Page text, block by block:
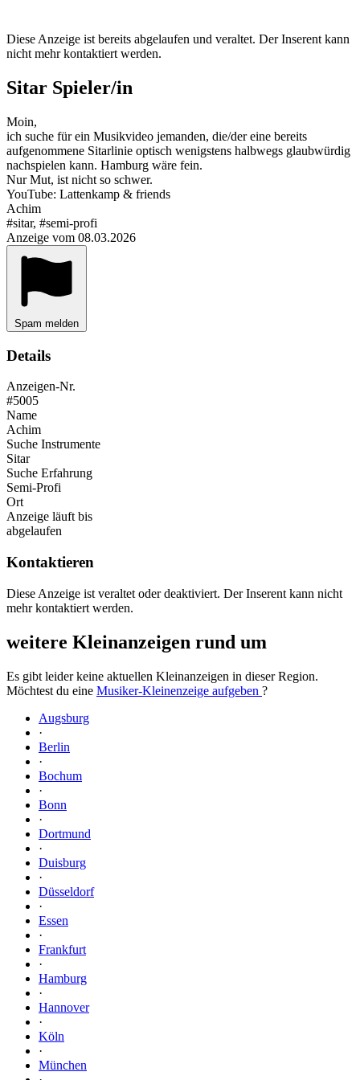
Diese Anzeige ist bereits abgelaufen und veraltet. Der Inserent kann
nicht mehr kontaktiert werden.
Sitar Spieler/in
Moin,
ich suche für ein Musikvideo jemanden, die/der eine bereits
aufgenommene Sitarlinie optisch wenigstens halbwegs glaubwürdig
nachspielen kann. Hamburg wäre fein.
Nur Mut, ist nicht so schwer.
YouTube: Lattenkamp & friends
Achim
#sitar, #semi-profi
Anzeige vom 08.03.2026
Spam melden
Details
Anzeigen-Nr.
#5005
Name
Achim
Suche Instrumente
Sitar
Suche Erfahrung
Semi-Profi
Ort
Anzeige läuft bis
abgelaufen
Kontaktieren
Diese Anzeige ist veraltet oder deaktiviert. Der Inserent kann nicht
mehr kontaktiert werden.
weitere Kleinanzeigen rund um
Es gibt leider keine aktuellen Kleinanzeigen in dieser Region.
Möchtest du eine Musiker-Kleinenzeige aufgeben ?
Augsburg
·
Berlin
·
Bochum
·
Bonn
·
Dortmund
·
Duisburg
·
Düsseldorf
·
Essen
·
Frankfurt
·
Hamburg
·
Hannover
·
Köln
·
München